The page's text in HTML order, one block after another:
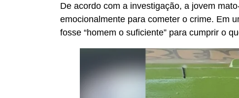
De acordo com a investigação, a jovem
emocionalmente para cometer o crime. Em
fosse “homem o suficiente” para cumprir o